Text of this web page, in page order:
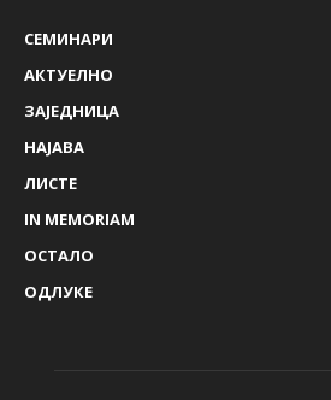
СЕМИНАРИ
AКТУЕЛНО
ЗАЈЕДНИЦА
НАЈАВА
ЛИСТЕ
IN MEMORIAM
ОСТАЛО
ОДЛУКЕ